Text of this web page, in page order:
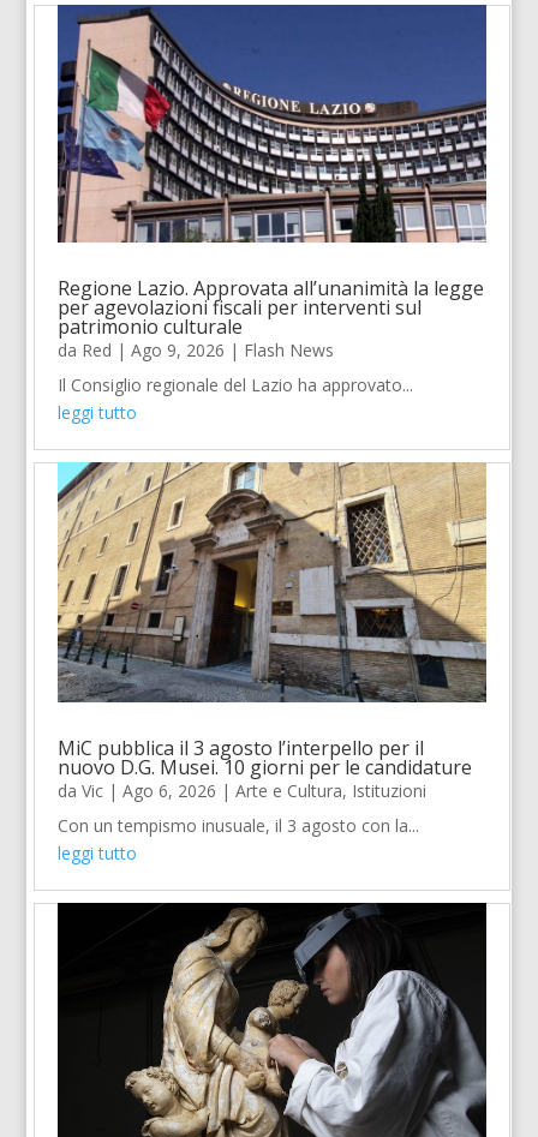
Regione Lazio. Approvata all’unanimità la legge
per agevolazioni fiscali per interventi sul
patrimonio culturale
da Red |Ago 9, 2026 | Flash News
Il Consiglio regionale del Lazio ha approvato...
leggi tutto
MiC pubblica il 3 agosto l’interpello per il
nuovo D.G. Musei. 10 giorni per le candidature
daVic |Ago 6, 2026 |Arte e Cultura, Istituzioni
Con un tempismo inusuale, il 3 agosto con la...
leggi tutto